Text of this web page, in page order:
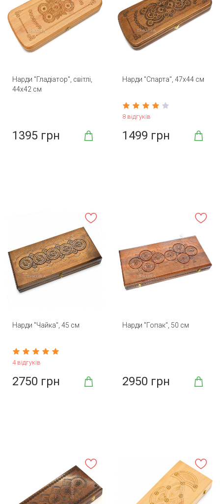
Нарди "Гладіатор", світлі,
44х42 см
1395 грн
Нарди "Спарта", 47х44 см
8 відгуків
1499 грн
Нарди "Чайка", 45 см
4 відгуків
2750 грн
Нарди "Гопак", 50 см
2950 грн